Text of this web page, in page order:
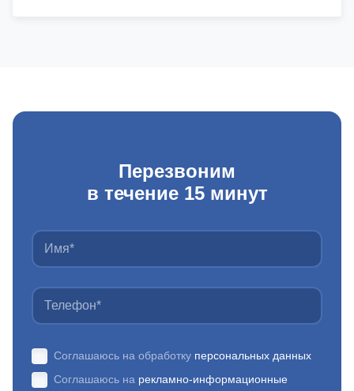
Перезвоним
в течение 15 минут
Соглашаюсь на обработку персональных данных
Соглашаюсь на рекламно-информационные